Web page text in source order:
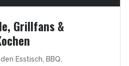
Grillfans &
Esstisch, BBQ,